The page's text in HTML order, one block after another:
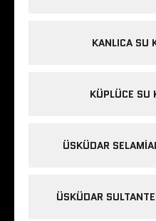
KANLICA SU
KÜPLÜCE SU
ÜSKÜDAR
ÜSKÜDAR